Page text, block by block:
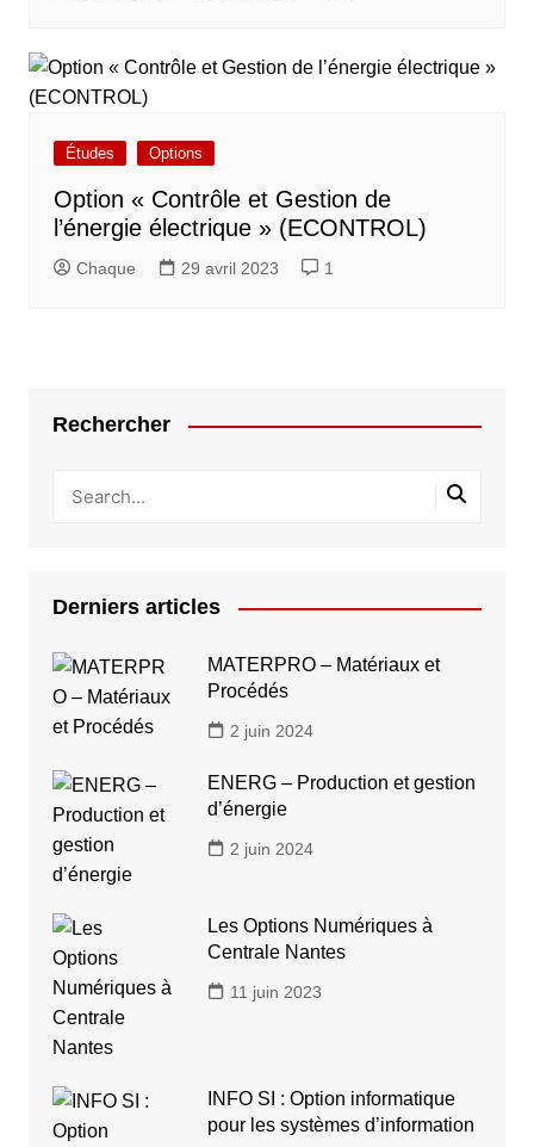
Études Options
Option « Contrôle et Gestion de
l’énergie électrique » (ECONTROL)
Chaque 29 avril 2023 1
Rechercher
Derniers articles
MATERPRO – Matériaux et
Procédés
2 juin 2024
ENERG – Production et gestion
d’énergie
2 juin 2024
Les Options Numériques à
Centrale Nantes
11 juin 2023
INFO SI : Option informatique
pour les systèmes d’information